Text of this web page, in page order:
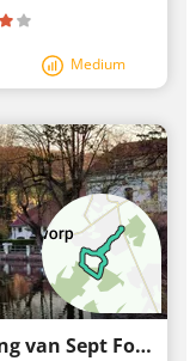
Medium
P.16 Ver van Soignes, de sortering van Sept Fontaines